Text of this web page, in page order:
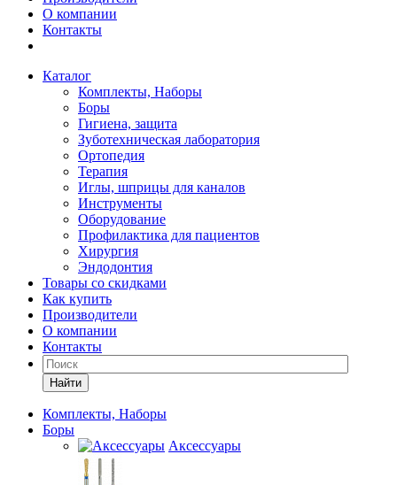
О компании
Контакты
Каталог
Комплекты, Наборы
Боры
Гигиена, защита
Зуботехническая лаборатория
Ортопедия
Терапия
Иглы, шприцы для каналов
Инструменты
Оборудование
Профилактика для пациентов
Хирургия
Эндодонтия
Товары со скидками
Как купить
Производители
О компании
Контакты
Найти
Комплекты, Наборы
Боры
Аксессуары